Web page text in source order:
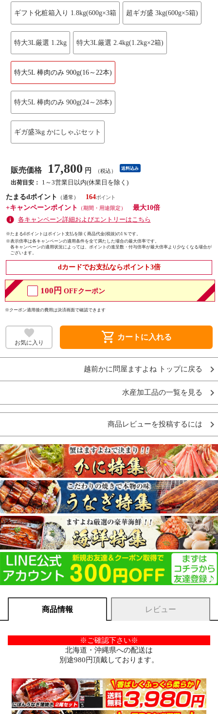
ギフト化粧箱入り 1.8kg(600g×3箱 超ギガ盛 3kg(600g×5箱)
特大3L厳選 1.2kg 特大3L厳選 2.4kg(1.2kg×2箱)
特大5L 棒肉のみ 900g(16～22本)
特大5L 棒肉のみ 900g(24～28本)
ギガ盛3kg かにしゃぶセット
販売価格 17,800 円 （税込） 送料込み
出荷目安：
1～3営業日以内(休業日を除く)
たまるdポイント
（通常）
164
+キャンペーンポイント
（期間・用途限定）
最大10倍
各キャンペーン詳細およびエントリーはこちら
※たまるdポイントはポイント支払を除く商品代金(税抜)の1％です。
※表示倍率は各キャンペーンの適用条件を全て満たした場合の最大倍率です。
各キャンペーンの適用状況によっては、ポイントの進呈数・付与倍率が最大倍率より少なくなる場合が
ございます。
dカードでお支払ならポイント3倍
100円 OFFクーポン
※クーポン適用後の費用は決済画面で確認できます
お気に入り shopping_cart カートに入れる
越前かに問屋ますよね トップに戻る
水産加工品の一覧を見る
商品レビューを投稿するには
商品情報 レビュー
※ご確認下さい※
北海道・沖縄県への配送は
別途980円頂戴しております。